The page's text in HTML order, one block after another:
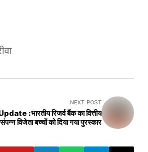
NEXT POST
:भारतीय रिजर्व बैंक का वित्तीय
विजेता बच्चों को दिया गया पुरस्कार